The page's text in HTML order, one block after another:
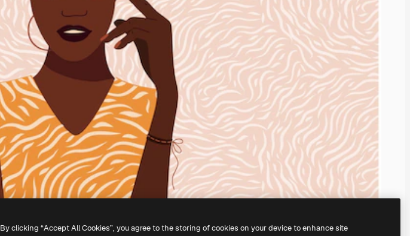
By clicking “Accept All Cookies”, you agree to the storing of cookies on your device to enhance site